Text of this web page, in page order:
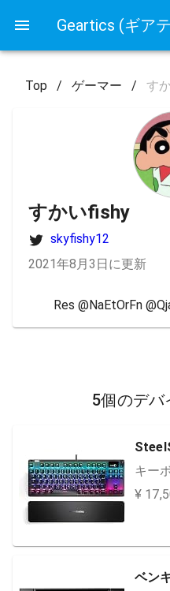
Geartics (ギア
Top / ゲーマー / す
すかいfishy
skyfishy12
2021年8月3日に更新
Res @NaEtOrFn
5個のデバ
キー
¥
ベン